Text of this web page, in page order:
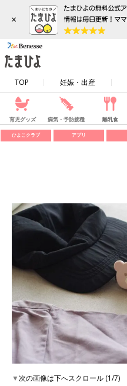
×
TOP 妊娠・出産
育児グッズ 病気・予防接種 離乳食
ひよこクラブ アプリ
▼次の画像は下へスクロール (1/7)